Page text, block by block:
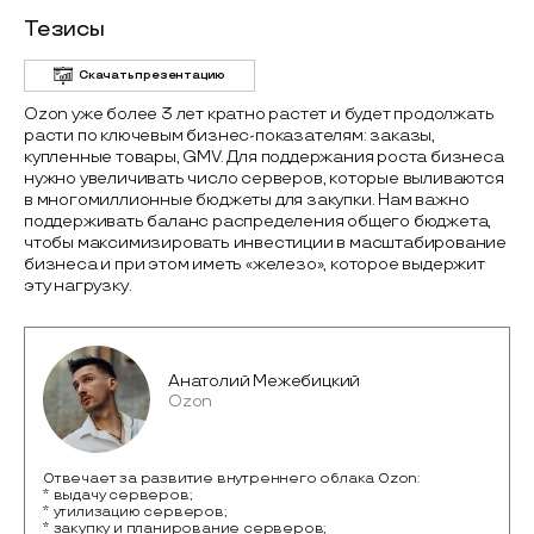
Тезисы
Скачать презентацию
Ozon уже более 3 лет кратно растет и будет продолжать
расти по ключевым бизнес-показателям: заказы,
купленные товары, GMV. Для поддержания роста бизнеса
нужно увеличивать число серверов, которые выливаются
в многомиллионные бюджеты для закупки. Нам важно
поддерживать баланс распределения общего бюджета,
чтобы максимизировать инвестиции в масштабирование
бизнеса и при этом иметь «железо», которое выдержит
эту нагрузку.
Анатолий Межебицкий
Ozon
Отвечает за развитие внутреннего облака Ozon:
* выдачу серверов;
* утилизацию серверов;
* закупку и планирование серверов;